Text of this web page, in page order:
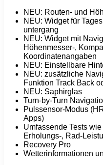
NEU: Routen- und
NEU: Widget für
untergang
NEU: Widget mit
Höhenmesser-,
Koordinatenangaben
NEU: Einstellbare
NEU: zusätzliche
Funktion Track Back
NEU: Saphirglas
Turn-by-Turn
Pulssensor-Modus
Apps)
Umfassende Tests
Erholungs-, Rad-
Recovery Pro
Wetterinformationen